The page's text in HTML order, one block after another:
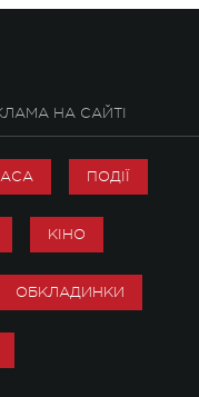
НА САЙТІ
ПОДІЇ
КІНО
ОБКЛАДИНКИ